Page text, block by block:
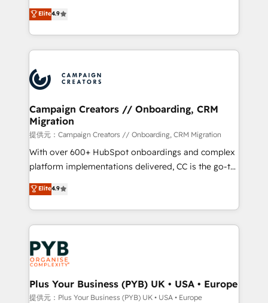
transformation process A methodology designed to
implement HubSpot effectively and optimize your
record of business transformation, our growth-first
approach has helped brands dominate their
technologies and automating their marketing and
sales processes to generate growth. Our offer spans
from Strategy to Operations. We specialize in CRM
onboarding and implementation, web design, sales
extensive experience working with tech companies
and manufacturers since 2002, we are committed to
empowering our clients and developing their
autonomy. Get to grips with HubSpot through
guided implementation and seamless integration of
the CRM platform into your digital ecosystem. Would
you like support in deploying your inbound
to your needs and sales objectives. With 125+
certifications, we are part of the most certified
services are offered in both English & French.
Elite4.9
Campaign Creators // Onboarding, CRM
Migration
提供元：Campaign Creators // Onboarding, CRM Migration
With over 600+ HubSpot onboardings and complex
platform implementations delivered, CC is the go-to
Elite Solutions Partner for businesses ready to
migrate, replatform, and scale smarter. We specialize
in high-impact CRM and CMS migrations and
onboarding from platforms like Salesforce, NetSuite,
Zoho, Pardot, Marketo, Microsoft Dynamics, Wix,
WordPress and legacy CRMs, turning fragmented
systems into unified, growth-ready HubSpot
architectures that accelerate revenue operations and
performance. - Multi-object CRM migration, cleanup,
Elite4.9
Plus Your Business (PYB) UK • USA • Europe
提供元：Plus Your Business (PYB) UK • USA • Europe